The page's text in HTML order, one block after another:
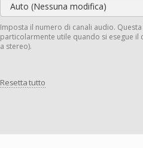
Auto (Nessuna modifica)
Imposta il numero di canali audio.
particolarmente utile quando si esegue il
a stereo).
Resetta tutto